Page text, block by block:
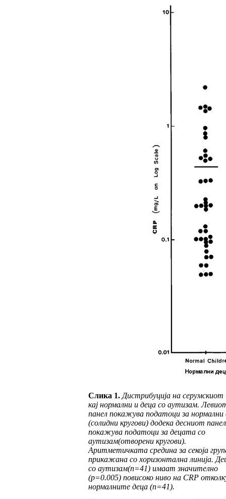
Слика 1.Дистрибуција на серумскиот
кај нормални и деца со аутизам.
панел покажува податоци за нормални
(солидни кругови) додека десниот панел
покажува податоци за децата со
аутизам(отворени кругови).
Аритметичката средина за секоја
прикажана со хоризонтална линија.
со аутизам(n=41) имаат значително
(p=0.005) повисоко ниво на CRP
нормалните деца (n=41).